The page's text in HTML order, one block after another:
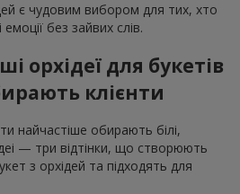
є чудовим вибором для тих, хто
без зайвих слів.
орхідеї для букетів
клієнти
найчастіше обирають білі,
— три відтінки, що створюють
з орхідей та підходять для